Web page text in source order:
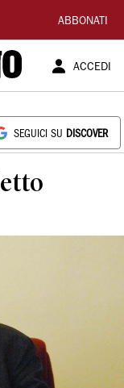
ABBONATI
ACCEDI
SEGUICI SU DISCOVER